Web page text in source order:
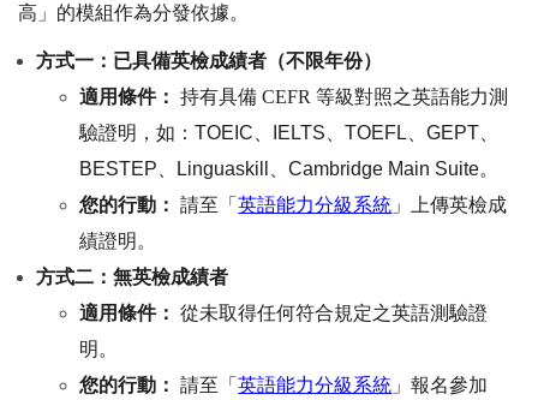
高」的模組作為分發依據。
方式一：已具備英檢成績者（不限年份）
適用條件：
持有具備 CEFR等級對照之英語能力測
驗證明，如：TOEIC、IELTS、TOEFL、GEPT、
BESTEP、Linguaskill、Cambridge Main Suite。
您的行動：
請至「英語能力分級系統 」上傳英檢成
績證明。
方式二：無英檢成績者
適用條件：
從未取得任何符合規定之英語測驗證
明。
您的行動：
請至「英語能力分級系統 」報名參加